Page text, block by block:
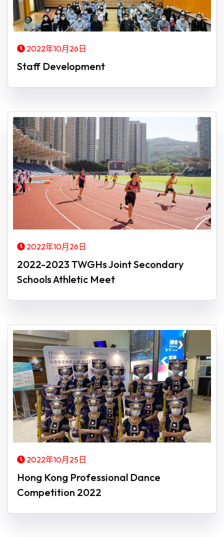
2022年10月26日
Staff Development
2022年10月26日
2022-2023 TWGHs Joint Secondary
Schools Athletic Meet
2022年10月25日
Hong Kong Professional Dance
Competition 2022